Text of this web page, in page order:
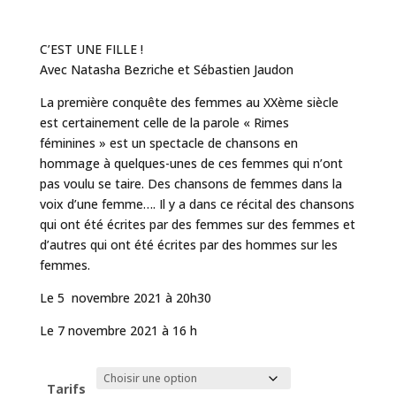
C’EST UNE FILLE !
Avec Natasha Bezriche et Sébastien Jaudon
La première conquête des femmes au XXème siècle
est certainement celle de la parole « Rimes
féminines » est un spectacle de chansons en
hommage à quelques-unes de ces femmes qui n’ont
pas voulu se taire. Des chansons de femmes dans la
voix d’une femme…. Il y a dans ce récital des chansons
qui ont été écrites par des femmes sur des femmes et
d’autres qui ont été écrites par des hommes sur les
femmes.
Le 5 novembre 2021 à 20h30
Le 7 novembre 2021 à 16 h
Tarifs